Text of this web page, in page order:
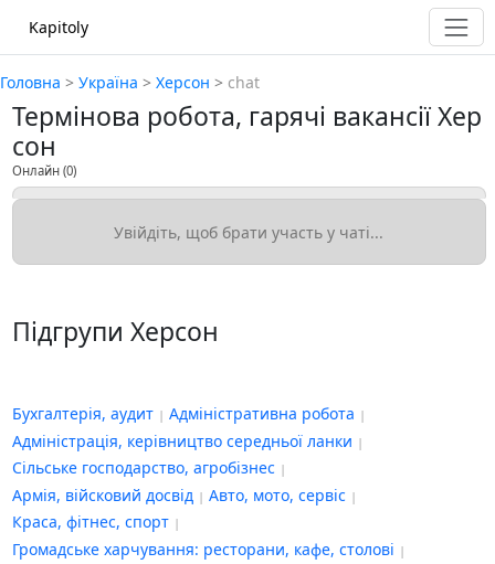
Kapitoly
Головна > Україна > Херсон > chat
Термінова робота, гарячі вакансії Хер
сон
Онлайн (0)
Підгрупи Херсон
Бухгалтерія, аудит
Адміністративна робота
Адміністрація, керівництво середньої ланки
Сільське господарство, агробізнес
Армія, війсковий досвід
Авто, мото, сервіс
Краса, фітнес, спорт
Громадське харчування: ресторани, кафе, столові